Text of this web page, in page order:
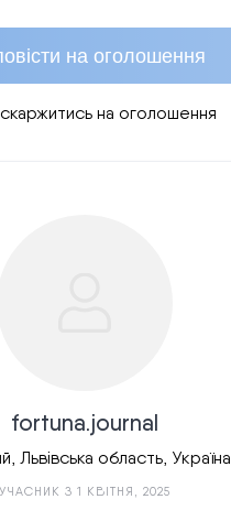
на оголошення
на оголошення
fortuna.journal
Львівська область, Україна
УЧАСНИК З 1 КВІТНЯ, 2025